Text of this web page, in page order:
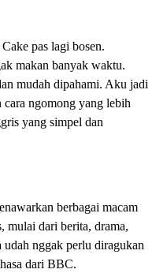
pas lagi bosen.
makan banyak waktu.
mudah dipahami. Aku jadi
ngomong yang lebih
yang simpel dan
berbagai macam
mulai dari berita, drama,
udah nggak perlu diragukan
dari BBC.